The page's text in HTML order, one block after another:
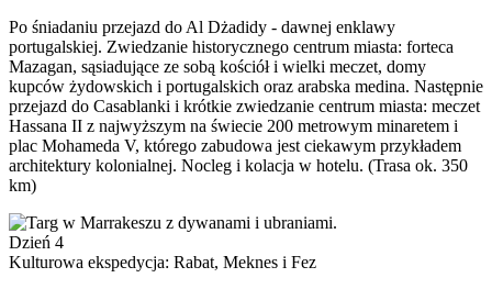
Po śniadaniu przejazd do Al Dżadidy - dawnej enklawy
portugalskiej. Zwiedzanie historycznego centrum miasta: forteca
Mazagan, sąsiadujące ze sobą kościół i wielki meczet, domy
kupców żydowskich i portugalskich oraz arabska medina. Następnie
przejazd do Casablanki i krótkie zwiedzanie centrum miasta: meczet
Hassana II z najwyższym na świecie 200 metrowym minaretem i
plac Mohameda V, którego zabudowa jest ciekawym przykładem
architektury kolonialnej. Nocleg i kolacja w hotelu. (Trasa ok. 350
km)
Dzień 4
Kulturowa ekspedycja: Rabat, Meknes i Fez